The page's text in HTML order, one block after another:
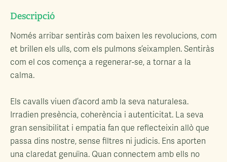
Descripció
Només arribar sentiràs com baixen les revolucions, com
et brillen els ulls, com els pulmons s’eixamplen. Sentiràs
com el cos comença a regenerar-se, a tornar a la
calma.
Els cavalls viuen d’acord amb la seva naturalesa.
Irradien presència, coherència i autenticitat. La seva
gran sensibilitat i empatia fan que reflecteixin allò que
passa dins nostre, sense filtres ni judicis. Ens aporten
una claredat genuïna. Quan connectem amb ells no